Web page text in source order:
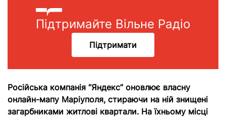
Підтримайте Вільне Радіо
Підтримати
Російська компанія “Яндекс” оновлює власну
онлайн-мапу Маріуполя, стираючи на ній знищені
загарбниками житлові квартали. На їхньому місці